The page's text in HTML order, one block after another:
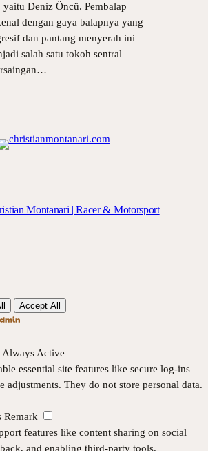
yaitu Deniz Öncü. Pembalap
dengan gaya balapnya yang
dan pantang menyerah ini
salah satu tokoh sentral
Montanari | Racer & Motorsport
Accept All
Always Active
essential site features like secure log-ins
adjustments. They do not store personal data.
Remark
features like content sharing on social
and enabling third-party tools.